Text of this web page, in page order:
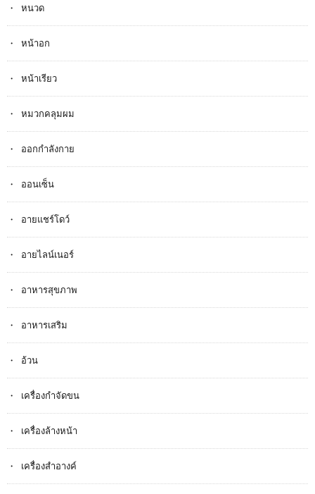
หนวด
หน้าอก
หน้าเรียว
หมวกคลุมผม
ออกกำลังกาย
ออนเซ็น
อายแชร์โดว์
อายไลน์เนอร์
อาหารสุขภาพ
อาหารเสริม
อ้วน
เครื่องกำจัดขน
เครื่องล้างหน้า
เครื่องสำอางค์